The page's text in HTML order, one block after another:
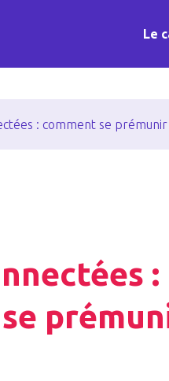
Le
: comment se
: